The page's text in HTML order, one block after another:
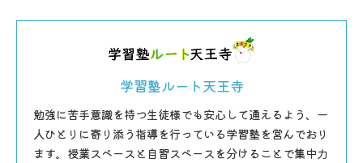
学習塾ルート天王寺
勉強に苦手意識を持つ生徒様でも安心して通えるよう、一
人ひとりに寄り添う指導を行っている学習塾を営んでおり
ます。授業スペースと自習スペースを分けることで集中力